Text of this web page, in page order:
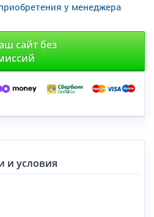
у менеджера
сайт без
и условия